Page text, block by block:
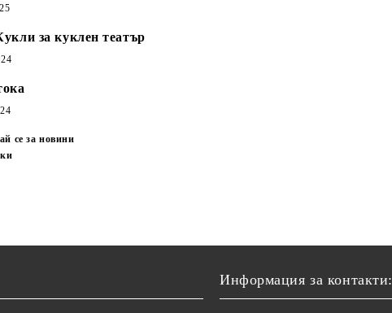
за куклен театър
се за новини
Информация за контакти: